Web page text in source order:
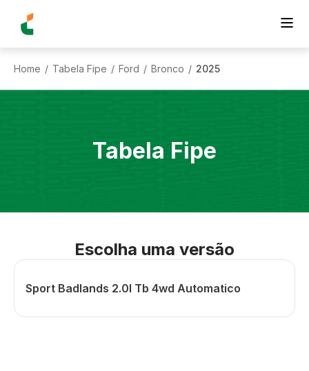
Home / Tabela Fipe / Ford / Bronco / 2025
Tabela Fipe
Escolha uma versão
Sport Badlands 2.0l Tb 4wd Automatico